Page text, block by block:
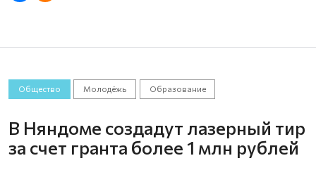
Общество Молодёжь Образование
В Няндоме создадут лазерный тир
за счет гранта более 1 млн рублей